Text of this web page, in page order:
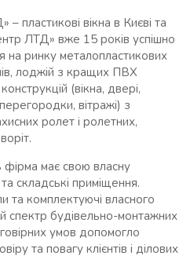
пластикові вікна в Києві та
ЛТД» вже 15 років успішно
на ринку металопластикових
лоджій з кращих ПВХ
(вікна, двері,
вітражі) з
ролет і ролетних,
фірма має свою власну
складські приміщення.
та комплектуючі власного
спектр будівельно-монтажних
умов допомогло
та повагу клієнтів і ділових